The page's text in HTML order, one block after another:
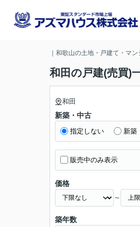
｜和歌山の土地・戸建て・マ
和田の戸建(売買)
和田
新築・中古
指定しない 新築
販売中のみ表示
価格
～
築年数